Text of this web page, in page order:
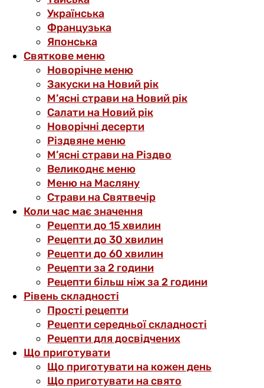
Українська
Французька
Японська
Святкове меню
Новорічне меню
Закуски на Новий рік
М’ясні страви на Новий рік
Салати на Новий рік
Новорічні десерти
Різдвяне меню
М’ясні страви на Різдво
Великоднє меню
Меню на Масляну
Страви на Святвечір
Коли час має значення
Рецепти до 15 хвилин
Рецепти до 30 хвилин
Рецепти до 60 хвилин
Рецепти за 2 години
Рецепти більш ніж за 2 години
Рівень складності
Прості рецепти
Рецепти середньої складності
Рецепти для досвідчених
Що приготувати
Що приготувати на кожен день
Що приготувати на свято